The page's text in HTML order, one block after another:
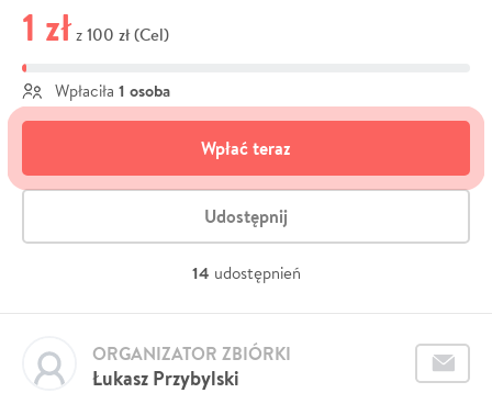
1 zł z 100 zł (Cel)
Wpłaciła 1 osoba
Wpłać teraz
Udostępnij
14 udostępnień
Łukasz Przybylski
ORGANIZATOR ZBIÓRKI